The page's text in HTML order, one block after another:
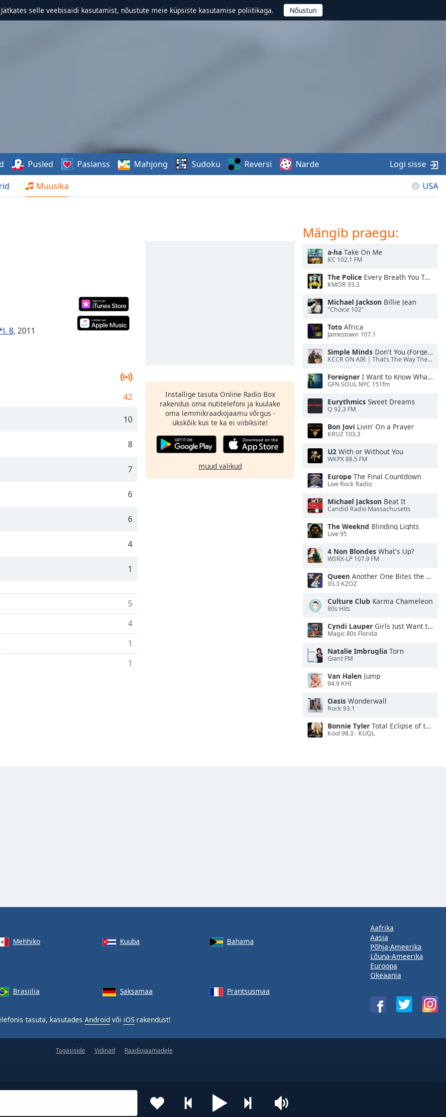
Jätkates selle veebisaidi kasutamist, nõustute meie küpsiste kasutamise poliitikaga.
Muusika USA
Pusled Pasianss Mahjong Sudoku Reversi Narde Logi sisse
8, 2011
42
10
8
7
6
6
4
1
5
4
1
1
Installige tasuta Online Radio Box
rakendus oma nutitelefoni ja kuulake
oma lemmikraadiojaamu võrgus -
ükskõik kus te ka ei viibiksite!
muud valikud
Mängib praegu:
a-ha Take On Me
KC 102.1 FM
The Police Every Breath You Take
KMOR 93.3
Michael Jackson Billie Jean
"Choice 102"
Toto Africa
Jamestown 107.1
Simple Minds Don't You (Forget About Me)
KCCR ON AIR | That’s The Way The Cookie Crumbles
Foreigner I Want to Know What Love Is
GFN SOUL NYC 151fm
Eurythmics Sweet Dreams
Q 92.3 FM
Bon Jovi Livin' On a Prayer
KRUZ 103.3
U2 With or Without You
WKPX 88.5 FM
Europe The Final Countdown
Live Rock Radio
Michael Jackson Beat It
Candid Radio Massachusetts
The Weeknd Blinding Lights
Live 95
4 Non Blondes What's Up?
WSRX-LP 107.9 FM
Queen Another One Bites the Dust
93.3 KZOZ
Culture Club Karma Chameleon
80s Hits
Cyndi Lauper Girls Just Want to Have Fun
Magic 80s Florida
Natalie Imbruglia Torn
Giant FM
Van Halen Jump
94.9 KHI
Oasis Wonderwall
Rock 93.1
Bonnie Tyler Total Eclipse of the Heart
Kool 98.3 - KUQL
Mehhiko Kuuba
Bahama
Brasiilia Saksamaa Prantsusmaa
tasuta, kasutades Android või iOS rakendust!
Aafrika
Aasia
Põhja-Ameerika
Lõuna-Ameerika
Euroopa
Okeaania
Tagasiside Vidinad Raadiojaamadele